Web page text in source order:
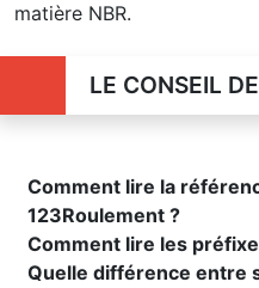
matière NBR.
LE CONSEIL
Comment lire la
123Roulement ?
Comment lire les
Quelle différence entre